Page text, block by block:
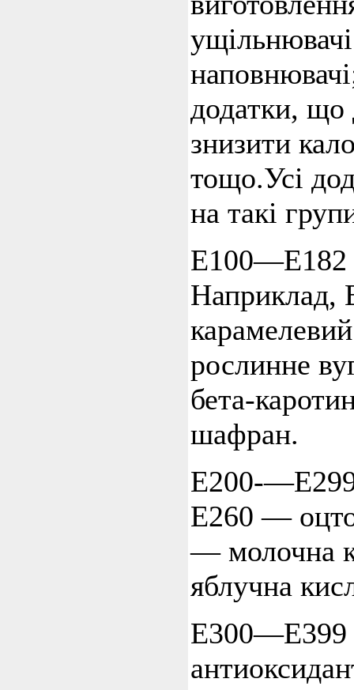
додатки, що
знизити
тощо.Усі
на такі
Е100—Е182
рослинне
бета-
шафран.
Е200-
Е260 —
— молочна
яблучна